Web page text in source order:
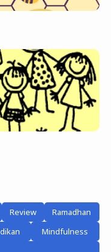
Review
Ramadhan
Mindfulness